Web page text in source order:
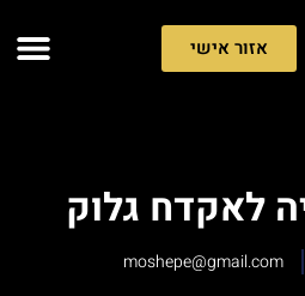
אזור אישי
לאקדח גלוק
moshepe@gmail.com